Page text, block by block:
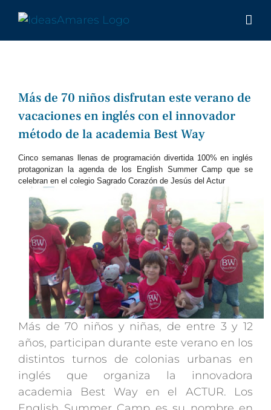
contenido
Más de 70 niños disfrutan este verano de
vacaciones en inglés con el innovador
método de la academia Best Way
Cinco semanas llenas de programación divertida 100% en inglés
protagonizan la agenda de los English Summer Camp que se
celebran en el colegio Sagrado Corazón de Jesús del Actur
Más de 70 niños y niñas, de entre 3 y 12
años, participan durante este verano en los
distintos turnos de colonias urbanas en
inglés que organiza la innovadora
academia Best Way en el ACTUR. Los